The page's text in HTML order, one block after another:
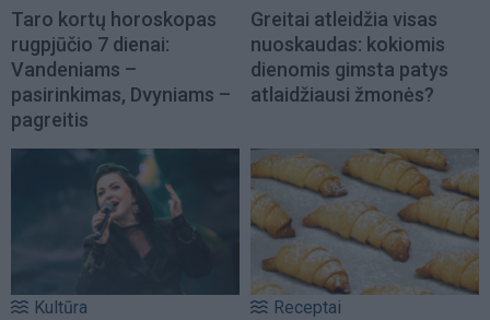
Taro kortų horoskopas
rugpjūčio 7 dienai:
Vandeniams –
pasirinkimas, Dvyniams –
pagreitis
Greitai atleidžia visas
nuoskaudas: kokiomis
dienomis gimsta patys
atlaidžiausi žmonės?
Kultūra Receptai